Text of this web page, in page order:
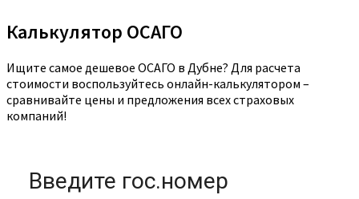
Калькулятор ОСАГО
Ищите самое дешевое ОСАГО в Дубне? Для расчета
стоимости воспользуйтесь онлайн-калькулятором –
сравнивайте цены и предложения всех страховых
компаний!